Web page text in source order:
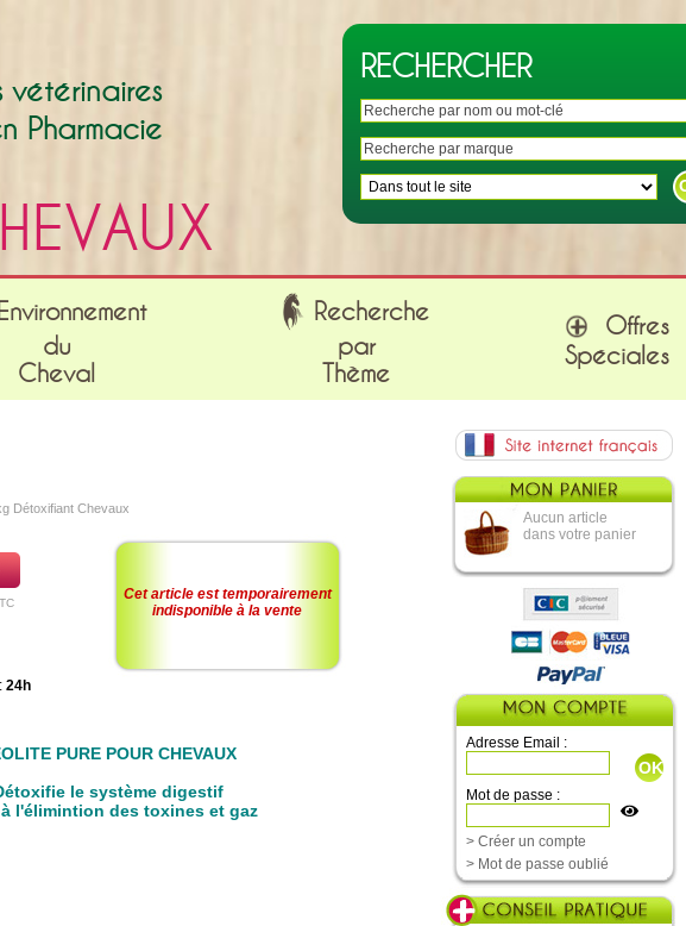
RECHERCHER
vétérinaires
Pharmacie
Environnement
du
Cheval
Recherche
par
Thème
Offres
Spéciales
Détoxifiant Chevaux
24h
Cet article est temporairement
indisponible à la vente
PURE POUR CHEVAUX
le système digestif
l'élimintion des toxines et gaz
Aucun article
dans votre panier
Adresse Email :
Mot de passe :
> Créer un compte
> Mot de passe oublié